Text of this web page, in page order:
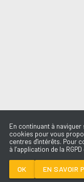
En continuant à
cookies pour vous
centres d'intérêts. Pour
à l’application de la
OK EN SAVOIR